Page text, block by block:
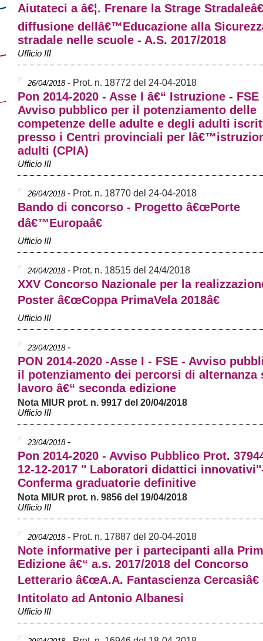
Aiutateci a â€¦. Frenare la Strage
diffusione dellâ€™Educazione alla
stradale nelle scuole - A.S. 2017/2018
Ufficio III
26/04/2018- Prot. n. 18772 del 24-04-2018
Pon 2014-2020 - Asse I â€“ Istruzione - FSE
Avviso pubblico per il potenziamento delle
competenze delle adulte e degli adulti
presso i Centri provinciali per
adulti (CPIA)
Ufficio III
26/04/2018- Prot. n. 18770 del 24-04-2018
Bando di concorso - Progetto â€œPorte
dâ€™Europaâ€
Ufficio III
24/04/2018- Prot. n. 18515 del 24/4/2018
XXV Concorso Nazionale per la
Poster â€œCoppa PrimaVela 2018â€
Ufficio III
23/04/2018-
PON 2014-2020 -Asse I - FSE - Avviso
il potenziamento dei percorsi di alternanza
lavoro â€“ seconda edizione
Nota MIUR prot. n. 9917 del 20/04/2018
Ufficio III
23/04/2018-
Pon 2014-2020 - Avviso Pubblico Prot.
12-12-2017 " Laboratori didattici
Conferma graduatorie definitive
Nota MIUR prot. n. 9856 del 19/04/2018
Ufficio III
20/04/2018- Prot. n. 17887 del 20-04-2018
Note informative per i partecipanti alla
Edizione â€“ a.s. 2017/2018 del Concorso
Letterario â€œA.A. Fantascienza Cercasiâ€
Intitolato ad Antonio Albanesi
Ufficio III